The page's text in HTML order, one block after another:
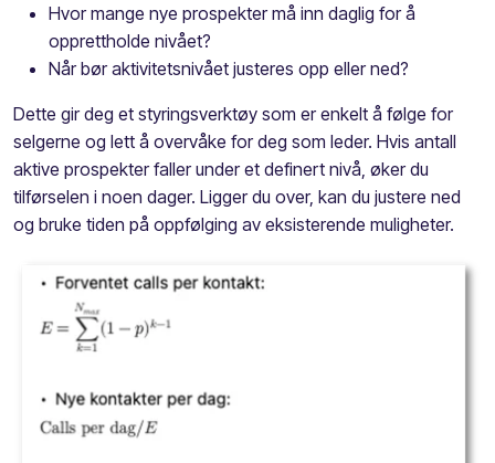
Hvor mange nye prospekter må inn daglig for å
opprettholde nivået?
Når bør aktivitetsnivået justeres opp eller ned?
Dette gir deg et styringsverktøy som er enkelt å følge for
selgerne og lett å overvåke for deg som leder. Hvis antall
aktive prospekter faller under et definert nivå, øker du
tilførselen i noen dager. Ligger du over, kan du justere ned
og bruke tiden på oppfølging av eksisterende muligheter.